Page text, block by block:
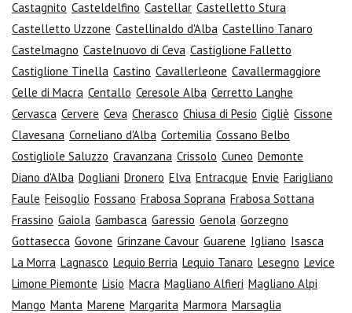
Castagnito Casteldelfino Castellar Castelletto Stura
Castelletto Uzzone Castellinaldo d'Alba Castellino Tanaro
Castelmagno Castelnuovo di Ceva Castiglione Falletto
Castiglione Tinella Castino Cavallerleone Cavallermaggiore
Celle di Macra Centallo Ceresole Alba Cerretto Langhe
Cervasca Cervere Ceva Cherasco Chiusa di Pesio Cigliè Cissone
Clavesana Corneliano d'Alba Cortemilia Cossano Belbo
Costigliole Saluzzo Cravanzana Crissolo Cuneo Demonte
Diano d'Alba Dogliani Dronero Elva Entracque Envie Farigliano
Faule Feisoglio Fossano Frabosa Soprana Frabosa Sottana
Frassino Gaiola Gambasca Garessio Genola Gorzegno
Gottasecca Govone Grinzane Cavour Guarene Igliano Isasca
La Morra Lagnasco Lequio Berria Lequio Tanaro Lesegno Levice
Limone Piemonte Lisio Macra Magliano Alfieri Magliano Alpi
Mango Manta Marene Margarita Marmora Marsaglia